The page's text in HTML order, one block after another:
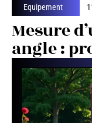
Equipement
Mesure
angle :